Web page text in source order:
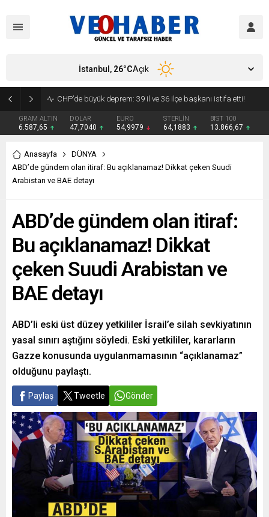
GRAM ALTIN
6.587,65
DOLAR
47,7040
EURO
54,9979
STERLİN
64,1883
BIST 100
13.866,67
İstanbul, 26°CAçık
Anasayfa
DÜNYA
ABD’de gündem olan itiraf: Bu açıklanamaz! Dikkat çeken Suudi
Arabistan ve BAE detayı
ABD’de gündem olan itiraf:
Bu açıklanamaz! Dikkat
çeken Suudi Arabistan ve
BAE detayı
ABD’li eski üst düzey yetkililer İsrail’e silah sevkiyatının
yasal sınırı aştığını söyledi. Eski yetkililer, kararların
Gazze konusunda uygulanmamasının “açıklanamaz”
olduğunu paylaştı.
Paylaş Tweetle Gönder